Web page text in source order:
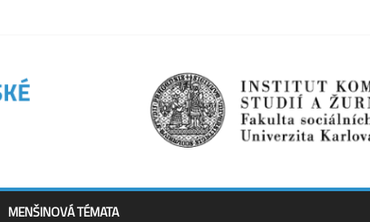
MENŠINOVÁ TÉMATA